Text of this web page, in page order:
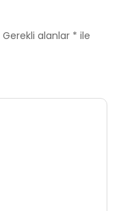
Gerekli alanlar * ile